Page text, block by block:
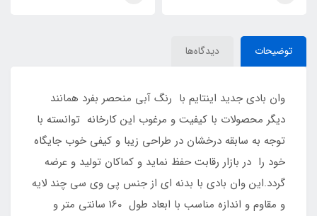
توضیحات دیدگاه‌ها
وان بادی جدید اینتایم با رنگ آبی منحصر بفرد همانند
دیگر محصولات با کیفیت و مرغوب این کارخانه توانسته با
توجه به سابقه درخشان در طراحی زیبا و کیفی خوب جایگاه
خود را در بازار رقابت حفظ نماید و کماکان تولید و عرضه
گردد.این وان بادی با بدنه ای از جنس پی وی سی چند لایه
و مقاوم و اندازه مناسب با ابعاد طول 160 سانتی متر و